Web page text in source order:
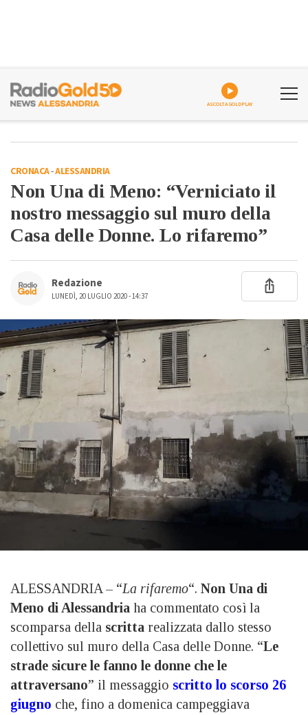
ASCOLTA GOLDPLAY
CRONACA-ALESSANDRIA
Non Una di Meno: “Verniciato il
nostro messaggio sul muro della
Casa delle Donne. Lo rifaremo”
Redazione
LUNEDÌ, 20 LUGLIO 2020 - 14:37
ALESSANDRIA – “La rifaremo“. Non Una di
Meno di Alessandria ha commentato così la
scomparsa della scritta realizzata dallo stesso
collettivo sul muro della Casa delle Donne. “Le
strade sicure le fanno le donne che le
attraversano” il messaggio scritto lo scorso 26
giugno che, fino a domenica campeggiava